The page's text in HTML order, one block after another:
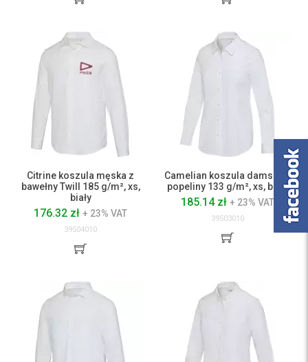
Citrine koszula męska z
bawełny Twill 185 g/m², xs,
biały
176.32 zł + 23% VAT
39504010
Camelian koszula damska z
popeliny 133 g/m², xs, biały
185.14 zł + 23% VAT
39503010